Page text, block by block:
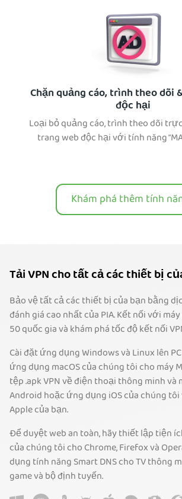
Chặn quảng cáo, trình theo dõi
độc hại
Loại bỏ quảng cáo, trình theo dõi
trang web độc hại với tính năng
Khám phá thêm tính
Tải VPN cho tất cả các thiết bị
Bảo vệ tất cả các thiết bị của bạn bằng
đánh giá cao nhất của PIA. Kết nối với
50 quốc gia và khám phá tốc độ kết nối
Cài đặt ứng dụng Windows và Linux lên
ứng dụng macOS của chúng tôi cho máy
tệp .apk VPN về điện thoại thông minh và
Android hoặc ứng dụng iOS của chúng
Apple của bạn.
Để duyệt web an toàn, hãy thiết lập tiện
của chúng tôi cho Chrome, Firefox và
dụng tính năng Smart DNS cho TV thông
game và bộ định tuyến.